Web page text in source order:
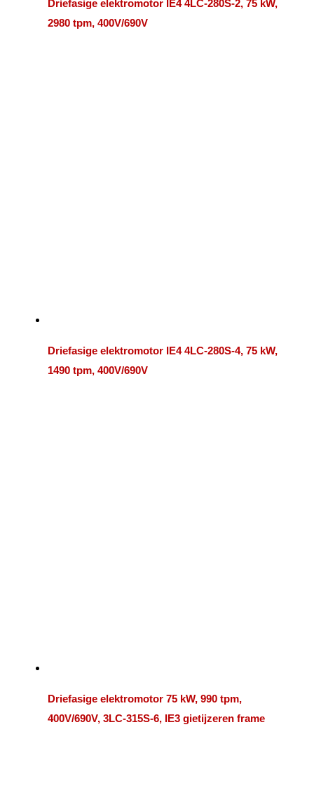
Driefasige elektromotor IE4 4LC-280S-2, 75 kW,
2980 tpm, 400V/690V
Driefasige elektromotor IE4 4LC-280S-4, 75 kW,
1490 tpm, 400V/690V
Driefasige elektromotor 75 kW, 990 tpm,
400V/690V, 3LC-315S-6, IE3 gietijzeren frame